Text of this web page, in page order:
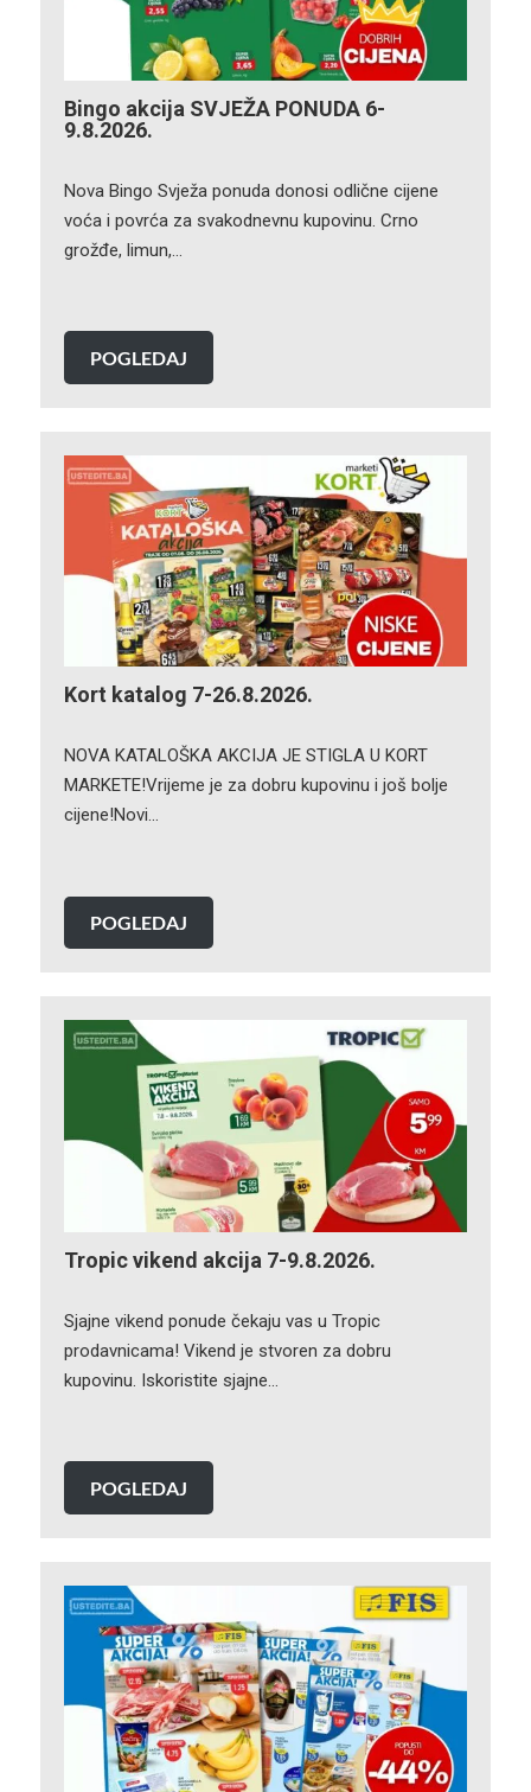
Bingo akcija SVJEŽA PONUDA 6-
9.8.2026.
Nova Bingo Svježa ponuda donosi odlične cijene
voća i povrća za svakodnevnu kupovinu. Crno
grožđe, limun,…
POGLEDAJ
Kort katalog 7-26.8.2026.
NOVA KATALOŠKA AKCIJA JE STIGLA U KORT
MARKETE!Vrijeme je za dobru kupovinu i još bolje
cijene!Novi…
POGLEDAJ
Tropic vikend akcija 7-9.8.2026.
Sjajne vikend ponude čekaju vas u Tropic
prodavnicama! Vikend je stvoren za dobru
kupovinu. Iskoristite sjajne…
POGLEDAJ